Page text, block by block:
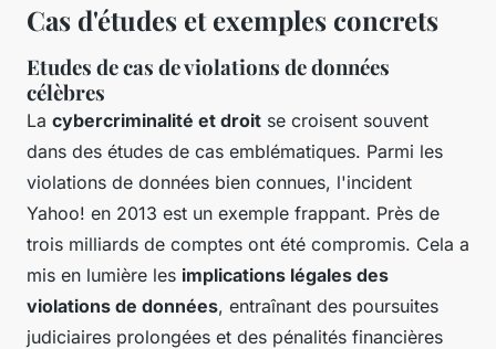
Cas d'études et exemples concrets
Etudes de cas de violations de données
célèbres
La cybercriminalité et droit se croisent souvent
dans des études de cas emblématiques. Parmi les
violations de données bien connues, l'incident
Yahoo! en 2013 est un exemple frappant. Près de
trois milliards de comptes ont été compromis. Cela a
mis en lumière les implications légales des
violations de données, entraînant des poursuites
judiciaires prolongées et des pénalités financières